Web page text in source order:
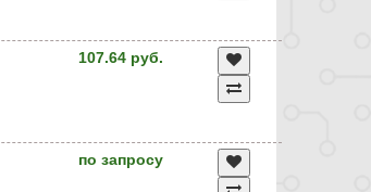
107.64 руб.
по запросу